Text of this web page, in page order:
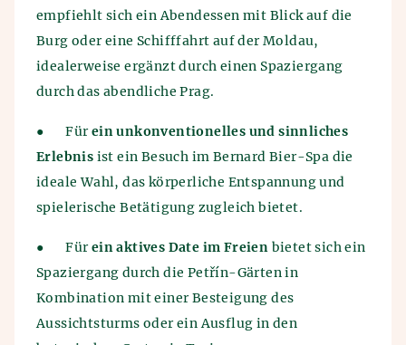
empfiehlt sich ein Abendessen mit Blick auf die
Burg oder eine Schifffahrt auf der Moldau,
idealerweise ergänzt durch einen Spaziergang
durch das abendliche Prag.
● Fürein unkonventionelles und sinnliches
Erlebnis ist ein Besuch im Bernard Bier-Spa die
ideale Wahl, das körperliche Entspannung und
spielerische Betätigung zugleich bietet.
● Fürein aktives Date im Freien bietet sich ein
Spaziergang durch die Petřín-Gärten in
Kombination mit einer Besteigung des
Aussichtsturms oder ein Ausflug in den